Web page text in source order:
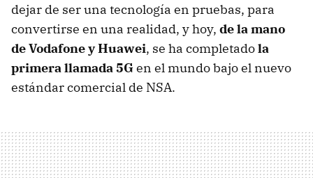
dejar de ser una tecnología en pruebas, para
convertirse en una realidad, y hoy, de la mano
de Vodafone y Huawei, se ha completadola
primera llamada 5Gen el mundo bajo el nuevo
estándar comercial de NSA.